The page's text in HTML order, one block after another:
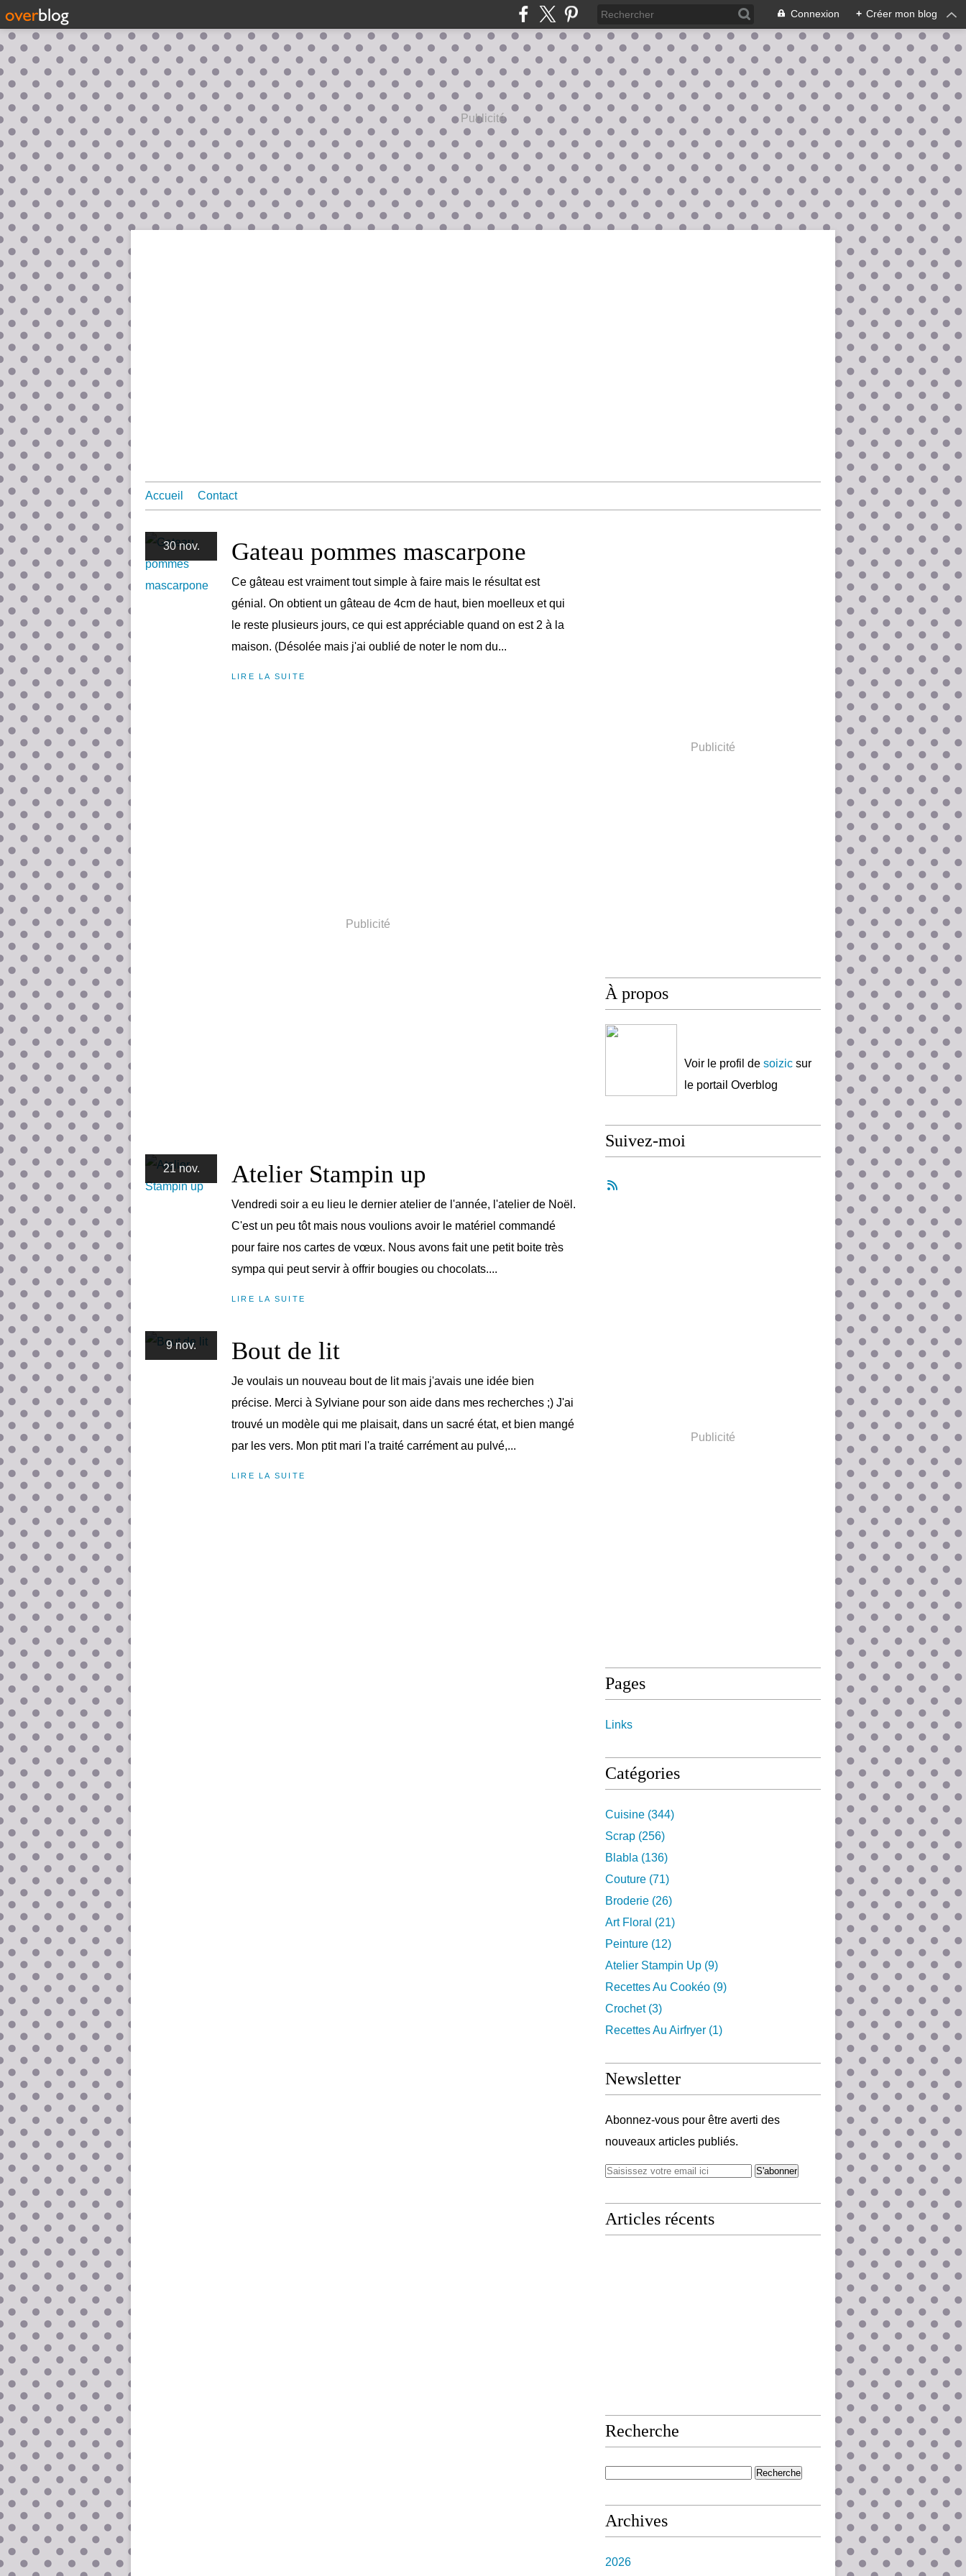
Connexion + Créer mon blog
Publicité
Accueil Contact
30 nov. Gateau pommes mascarpone
Ce gâteau est vraiment tout simple à faire mais le résultat est
génial. On obtient un gâteau de 4cm de haut, bien moelleux et qui
le reste plusieurs jours, ce qui est appréciable quand on est 2 à la
maison. (Désolée mais j'ai oublié de noter le nom du...
LIRE LA SUITE
Publicité
21 nov. Atelier Stampin up
Vendredi soir a eu lieu le dernier atelier de l'année, l'atelier de Noël.
C'est un peu tôt mais nous voulions avoir le matériel commandé
pour faire nos cartes de vœux. Nous avons fait une petit boite très
sympa qui peut servir à offrir bougies ou chocolats....
LIRE LA SUITE
9 nov. Bout de lit
Je voulais un nouveau bout de lit mais j'avais une idée bien
précise. Merci à Sylviane pour son aide dans mes recherches ;) J'ai
trouvé un modèle qui me plaisait, dans un sacré état, et bien mangé
par les vers. Mon ptit mari l'a traité carrément au pulvé,...
LIRE LA SUITE
Publicité
À propos
Voir le profil de soizic sur
le portail Overblog
Suivez-moi
Publicité
Pages
Links
Catégories
Cuisine (344)
Scrap (256)
Blabla (136)
Couture (71)
Broderie (26)
Art Floral (21)
Peinture (12)
Atelier Stampin Up (9)
Recettes Au Cookéo (9)
Crochet(3)
Recettes Au Airfryer (1)
Newsletter
Abonnez-vous pour être averti des
nouveaux articles publiés.
Articles récents
Recherche
Archives
2026